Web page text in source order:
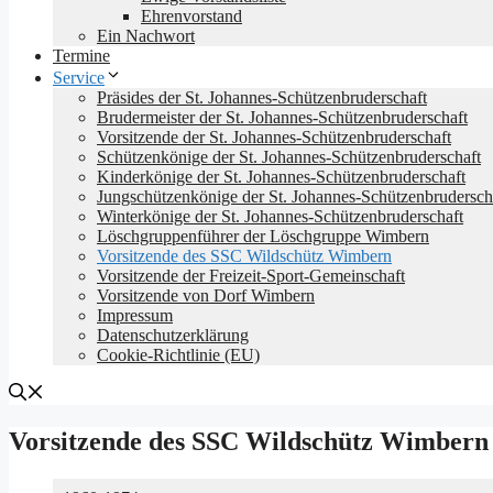
Ehrenvorstand
Ein Nachwort
Termine
Service
Präsides der St. Johannes-Schützenbruderschaft
Brudermeister der St. Johannes-Schützenbruderschaft
Vorsitzende der St. Johannes-Schützenbruderschaft
Schützenkönige der St. Johannes-Schützenbruderschaft
Kinderkönige der St. Johannes-Schützenbruderschaft
Jungschützenkönige der St. Johannes-
Winterkönige der St. Johannes-Schützenbruderschaft
Löschgruppenführer der Löschgruppe Wimbern
Vorsitzende des SSC Wildschütz Wimbern
Vorsitzende der Freizeit-Sport-Gemeinschaft
Vorsitzende von Dorf Wimbern
Impressum
Datenschutz­erklärung
Cookie-Richtlinie (EU)
Vorsitzende des SSC Wildschütz Wimbern